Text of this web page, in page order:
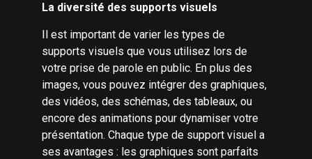
La diversité des supports visuels
Il est important de varier les types de
supports visuels que vous utilisez lors de
votre prise de parole en public. En plus des
images, vous pouvez intégrer des graphiques,
des vidéos, des schémas, des tableaux, ou
encore des animations pour dynamiser votre
présentation. Chaque type de support visuel a
ses avantages : les graphiques sont parfaits